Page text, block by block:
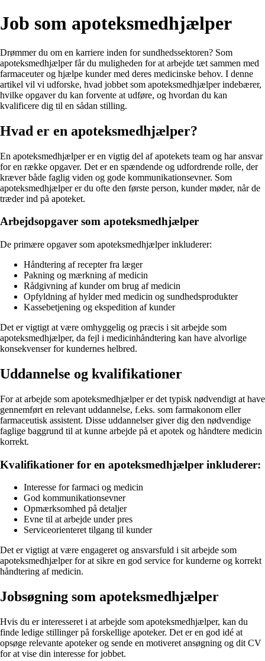
Job som apoteksmedhjælper
Drømmer du om en karriere inden for sundhedssektoren? Som
apoteksmedhjælper får du muligheden for at arbejde tæt sammen med
farmaceuter og hjælpe kunder med deres medicinske behov. I denne
artikel vil vi udforske, hvad jobbet som apoteksmedhjælper indebærer,
hvilke opgaver du kan forvente at udføre, og hvordan du kan
kvalificere dig til en sådan stilling.
Hvad er en apoteksmedhjælper?
En apoteksmedhjælper er en vigtig del af apotekets team og har ansvar
for en række opgaver. Det er en spændende og udfordrende rolle, der
kræver både faglig viden og gode kommunikationsevner. Som
apoteksmedhjælper er du ofte den første person, kunder møder, når de
træder ind på apoteket.
Arbejdsopgaver som apoteksmedhjælper
De primære opgaver som apoteksmedhjælper inkluderer:
Håndtering af recepter fra læger
Pakning og mærkning af medicin
Rådgivning af kunder om brug af medicin
Opfyldning af hylder med medicin og sundhedsprodukter
Kassebetjening og ekspedition af kunder
Det er vigtigt at være omhyggelig og præcis i sit arbejde som
apoteksmedhjælper, da fejl i medicinhåndtering kan have alvorlige
konsekvenser for kundernes helbred.
Uddannelse og kvalifikationer
For at arbejde som apoteksmedhjælper er det typisk nødvendigt at have
gennemført en relevant uddannelse, f.eks. som farmakonom eller
farmaceutisk assistent. Disse uddannelser giver dig den nødvendige
faglige baggrund til at kunne arbejde på et apotek og håndtere medicin
korrekt.
Kvalifikationer for en apoteksmedhjælper inkluderer:
Interesse for farmaci og medicin
God kommunikationsevner
Opmærksomhed på detaljer
Evne til at arbejde under pres
Serviceorienteret tilgang til kunder
Det er vigtigt at være engageret og ansvarsfuld i sit arbejde som
apoteksmedhjælper for at sikre en god service for kunderne og korrekt
håndtering af medicin.
Jobsøgning som apoteksmedhjælper
Hvis du er interesseret i at arbejde som apoteksmedhjælper, kan du
finde ledige stillinger på forskellige apoteker. Det er en god idé at
opsøge relevante apoteker og sende en motiveret ansøgning og dit CV
for at vise din interesse for jobbet.